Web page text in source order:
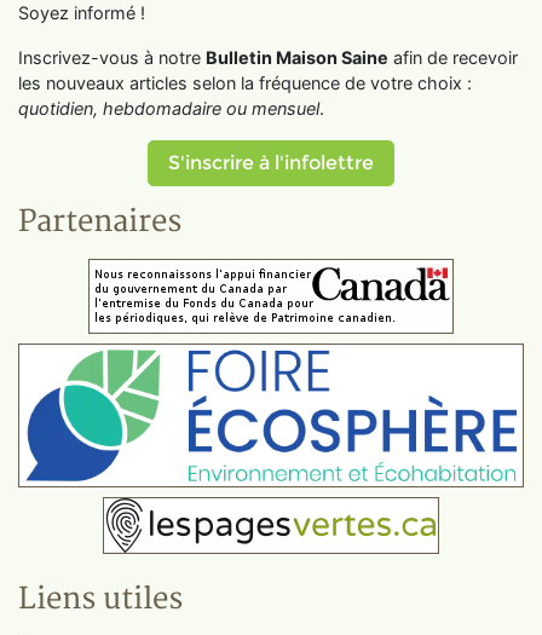
Soyez informé !
Inscrivez-vous à notre Bulletin Maison Saine afin de recevoir
les nouveaux articles selon la fréquence de votre choix :
quotidien, hebdomadaire ou mensuel.
S'inscrire à l'infolettre
Partenaires
Liens utiles